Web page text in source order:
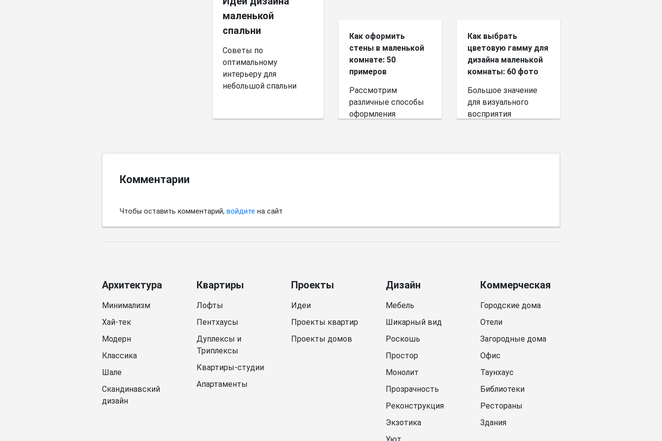
маленькой
спальни
Советы по
оптимальному
интерьеру для
небольшой спальни
Как оформить
стены в маленькой
комнате: 50
примеров
Рассмотрим
различные способы
оформления
Как выбрать
цветовую гамму для
дизайна маленькой
комнаты: 60 фото
Большое значение
для визуального
восприятия
Комментарии
Чтобы оставить комментарий, войдите на сайт
Архитектура
Минимализм
Хай-тек
Модерн
Классика
Шале
Скандинавский
дизайн
Квартиры
Лофты
Пентхаусы
Дуплексы и
Триплексы
Квартиры-студии
Апартаменты
Проекты
Идеи
Проекты квартир
Проекты домов
Дизайн
Мебель
Шикарный вид
Роскошь
Простор
Монолит
Прозрачность
Реконструкция
Экзотика
Коммерческая
Городские дома
Отели
Загородные дома
Офис
Таунхаус
Библиотеки
Рестораны
Здания